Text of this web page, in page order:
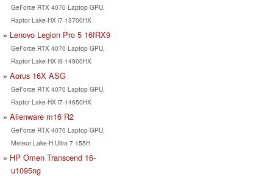
GeForce RTX 4070 Laptop GPU,
Raptor Lake-HX i7-13700HX
Lenovo Legion Pro 5 16IRX9
GeForce RTX 4070 Laptop GPU,
Raptor Lake-HX i9-14900HX
Aorus 16X ASG
GeForce RTX 4070 Laptop GPU,
Raptor Lake-HX i7-14650HX
Alienware m16 R2
GeForce RTX 4070 Laptop GPU,
Meteor Lake-H Ultra 7 155H
HP Omen Transcend 16-
u1095ng